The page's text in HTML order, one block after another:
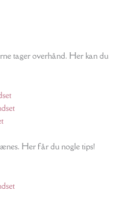
tager overhånd. Her kan du
Her får du nogle tips!